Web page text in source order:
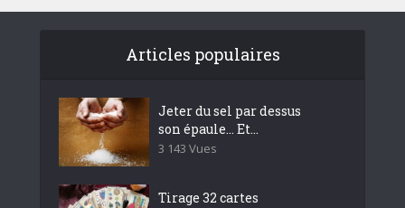
Articles populaires
Jeter du sel par dessus
son épaule… Et...
3 143 Vues
Tirage 32 cartes